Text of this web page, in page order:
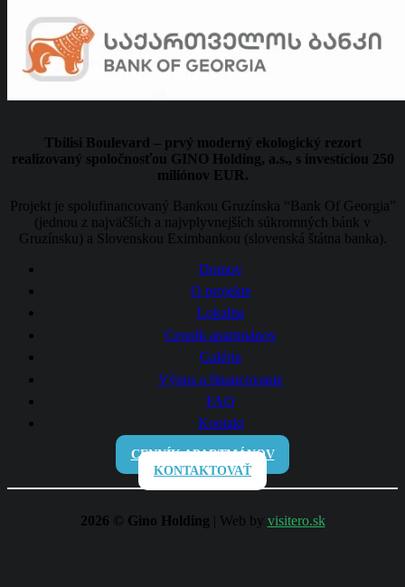
Tbilisi Boulevard – prvý moderný ekologický rezort
realizovaný spoločnosťou GINO Holding, a.s., s investíciou 250
miliónov EUR.
Projekt je spolufinancovaný Bankou Gruzínska “Bank Of Georgia”
(jednou z najväčších a najvplyvnejších súkromných bánk v
Gruzínsku) a Slovenskou Eximbankou (slovenská štátna banka).
Domov
O projekte
Lokalita
Cenník apartmánov
Galéria
Výnos a financovanie
FAQ
Kontakt
CENNÍK APARTMÁNOV
KONTAKTOVAŤ
2026 © Gino Holding | Web by visitero.sk